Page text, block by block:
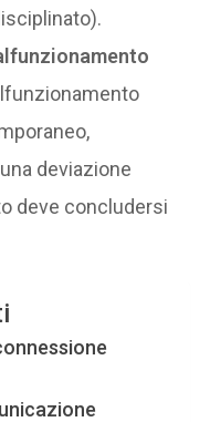
deviazione
deve concludersi